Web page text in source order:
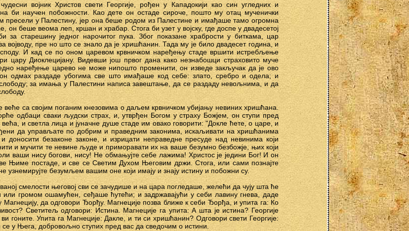
војник Христов свети Георгије, рођен у Кападокији као син угледних и
би научен побожности. Као дете он остаде сироче, пошто му отац мученички
пресели у Палестину, јер она беше родом из Палестине и имађаше тамо огромна
беше веома леп, кршан и храбар. Стога би узет у војску, где доспе у двадесетој
за старешину једног нарочитог пука. Због показане храбрости у биткама, цар
војводу, пре но што се знало да је хришћанин. Тада му је било двадесет година, и
И кад се по оном царевом крвничком наређењу стаде вршити истребљење
Диоклецијану. Видевши још првог дана како незнабошци страховито муче
наређење царево не може нипошто променити, он изведе закључак да је ово
одмах раздаде убогима све што имађаше код себе: злато, сребро и одела; и
за имања у Палестини написа завештање, да се раздаду невољнима, и да
са својим поганим кнезовима о даљем крвничком убијању невиних хришћана.
одбаци сваки људски страх, и, утврђен Богом у страху Божјем, он ступи пред
већа, и светла лица и јуначне душе стаде им овако говорити: "Докле ћете, о царе, и
да управљате по добрим и праведним законима, искаљивати на хришћанима
и доносити безаконе законе, и изрицати неправедне пресуде над невинима који
и мучити те невине људе и приморавати их на ваше безумно безбожје, њих који
ваши нису богови, нису! Не обмањујте себе лажима! Христос је једини Бог! И он
Њиме постаде, и све се Светим Духом Његовим држи. Стога, или сами познајте
узнемирујте безумљем вашим оне који имају и знају истину и побожни су.
смелости његовој сви се зачудише и на цара погледаше, желећи да чују шта ће
громом ошамућен, сеђаше ћутећи; и задржавајући у себи лавину гнева, даде
Магнецију, да одговори Ђорђу. Магнеције позва ближе к себи Ђорђа, и упита га: Ко
Светитељ одговори: Истина. Магнеције га упита: А шта је истина? Георгије
гоните. Упита га Магнеције: Дакле, и ти си хришћанин? Одговори свети Георгије:
се у Њега, добровољно ступих пред вас да сведочим о истини.